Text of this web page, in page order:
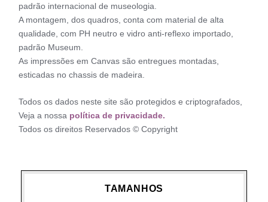
padrão internacional de museologia.
A montagem, dos quadros, conta com material de alta
qualidade, com PH neutro e vidro anti-reflexo importado,
padrão Museum.
As impressões em Canvas são entregues montadas,
esticadas no chassis de madeira.
Todos os dados neste site são protegidos e criptografados,
Veja a nossa política de privacidade.
Todos os direitos Reservados © Copyright
TAMANHOS